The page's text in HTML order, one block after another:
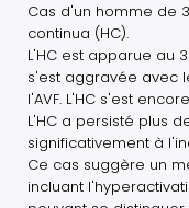
Cas d'un homme de
continua (HC).
L'HC est apparue au
s'est aggravée avec
l'AVF. L'HC s'est
L'HC a persisté plus
significativement à
Ce cas suggère un
incluant